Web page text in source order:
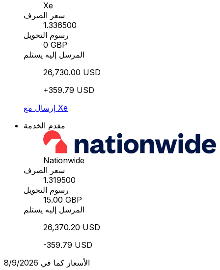
Xe
سعر الصرف
1.336500
رسوم التحويل
0 GBP
المرسل إليه يستلم
26,730.00 USD
+359.79 USD
إرسال مع Xe
مقدم الخدمة
Nationwide
سعر الصرف
1.319500
رسوم التحويل
15.00 GBP
المرسل إليه يستلم
26,370.20 USD
-359.79 USD
الأسعار كما في 8/9/2026